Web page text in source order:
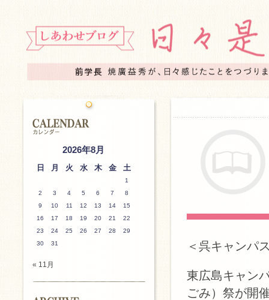
＜呉キャンパ
東広島キャン
ごみ）祭が開
2026年8月
日 月 火 水 木 金 土
1
2
3 4 5 6 7
8
9
10 11 12 13 14
15
16
17 18 19 20 21
22
23
24 25 26 27 28
29
30
31
« 11月